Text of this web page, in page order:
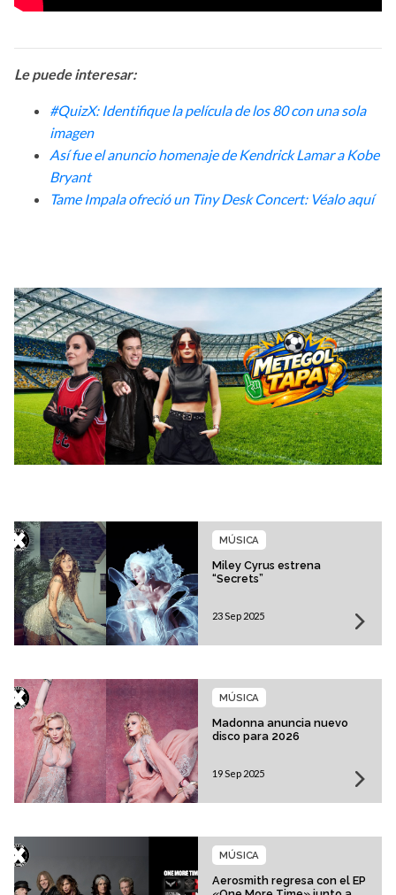
Le puede interesar:
#QuizX: Identifique la película de los 80 con una sola
imagen
Así fue el anuncio homenaje de Kendrick Lamar a Kobe
Bryant
Tame Impala ofreció un Tiny Desk Concert: Véalo aquí
Miley Cyrus estrena
“Secrets”
MÚSICA
23 Sep 2025
Madonna anuncia nuevo
disco para 2026
MÚSICA
19 Sep 2025
Aerosmith regresa con el EP
MÚSICA